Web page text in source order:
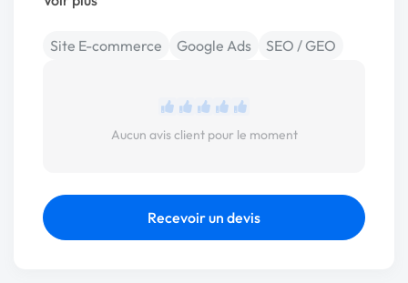
Site E-commerce Google Ads SEO / GEO
Aucun avis client pour le moment
Recevoir un devis